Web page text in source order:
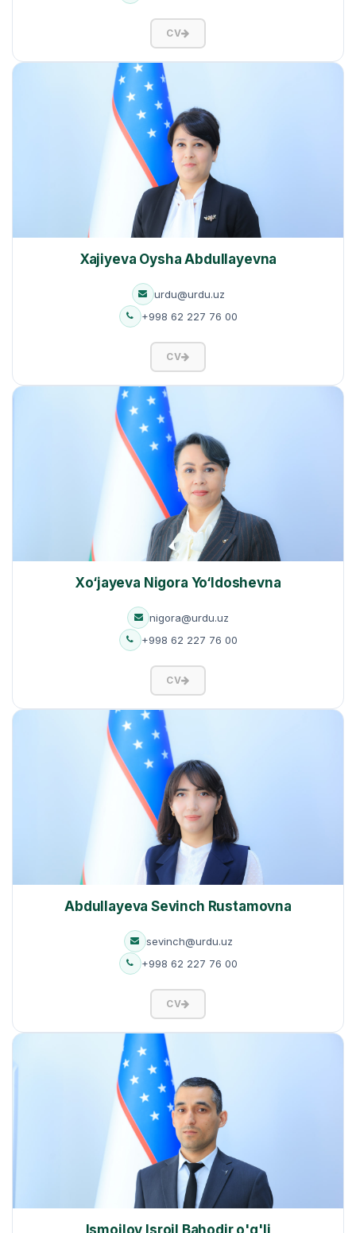
CV
Xajiyeva Oysha Abdullayevna
urdu@urdu.uz
+998 62 227 76 00
CV
Xo‘jayeva Nigora Yo‘ldoshevna
nigora@urdu.uz
+998 62 227 76 00
CV
Abdullayeva Sevinch Rustamovna
sevinch@urdu.uz
+998 62 227 76 00
CV
Ismoilov Isroil Bahodir o'g'li